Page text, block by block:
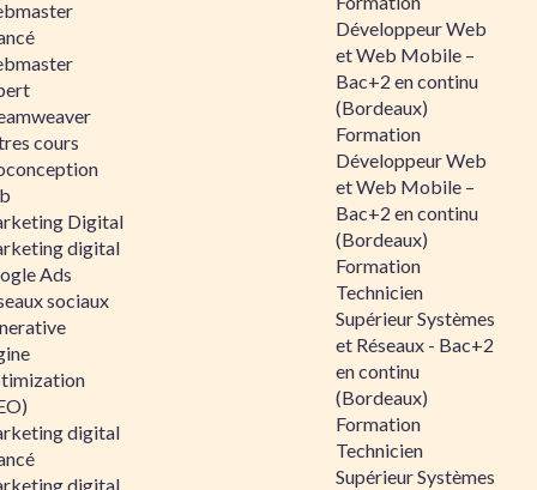
cours
Digital
digital
Ads
sociaux
digital
digital
Développeur Web
et Web Mobile –
Bac+2 en continu
(Bordeaux)
Formation
Développeur Web
et Web Mobile –
Bac+2 en continu
(Bordeaux)
Formation
Technicien
Supérieur Systèmes
et Réseaux - Bac+2
en continu
(Bordeaux)
Formation
Technicien
Supérieur Systèmes